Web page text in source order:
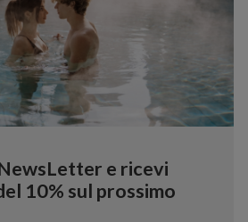
e ricevi
10% sul prossimo